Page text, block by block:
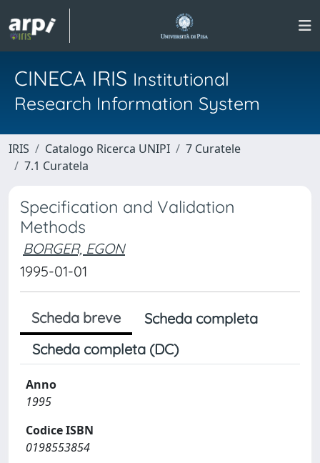
CINECA IRIS Institutional
Research Information System
IRIS Catalogo Ricerca UNIPI
7 Curatele
7.1 Curatela
Specification and Validation
Methods
BORGER, EGON
1995-01-01
Scheda breve
Scheda completa
Scheda completa (DC)
Anno
1995
Codice ISBN
0198553854